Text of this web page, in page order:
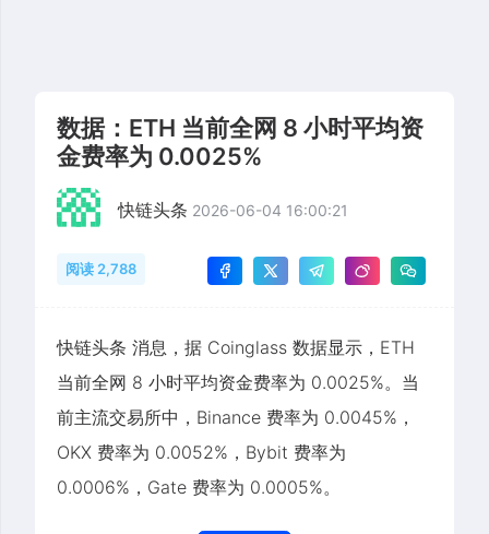
数据：ETH 当前全网 8 小时平均资
金费率为 0.0025%
快链头条 2026-06-04 16:00:21
阅读 2,788
快链头条 消息，据 Coinglass 数据显示，ETH
当前全网 8 小时平均资金费率为 0.0025%。当
前主流交易所中，Binance 费率为 0.0045%，
OKX 费率为 0.0052%，Bybit 费率为
0.0006%，Gate 费率为 0.0005%。